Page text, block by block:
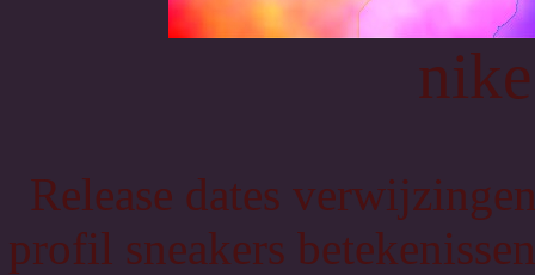
Release dates
profil sneakers